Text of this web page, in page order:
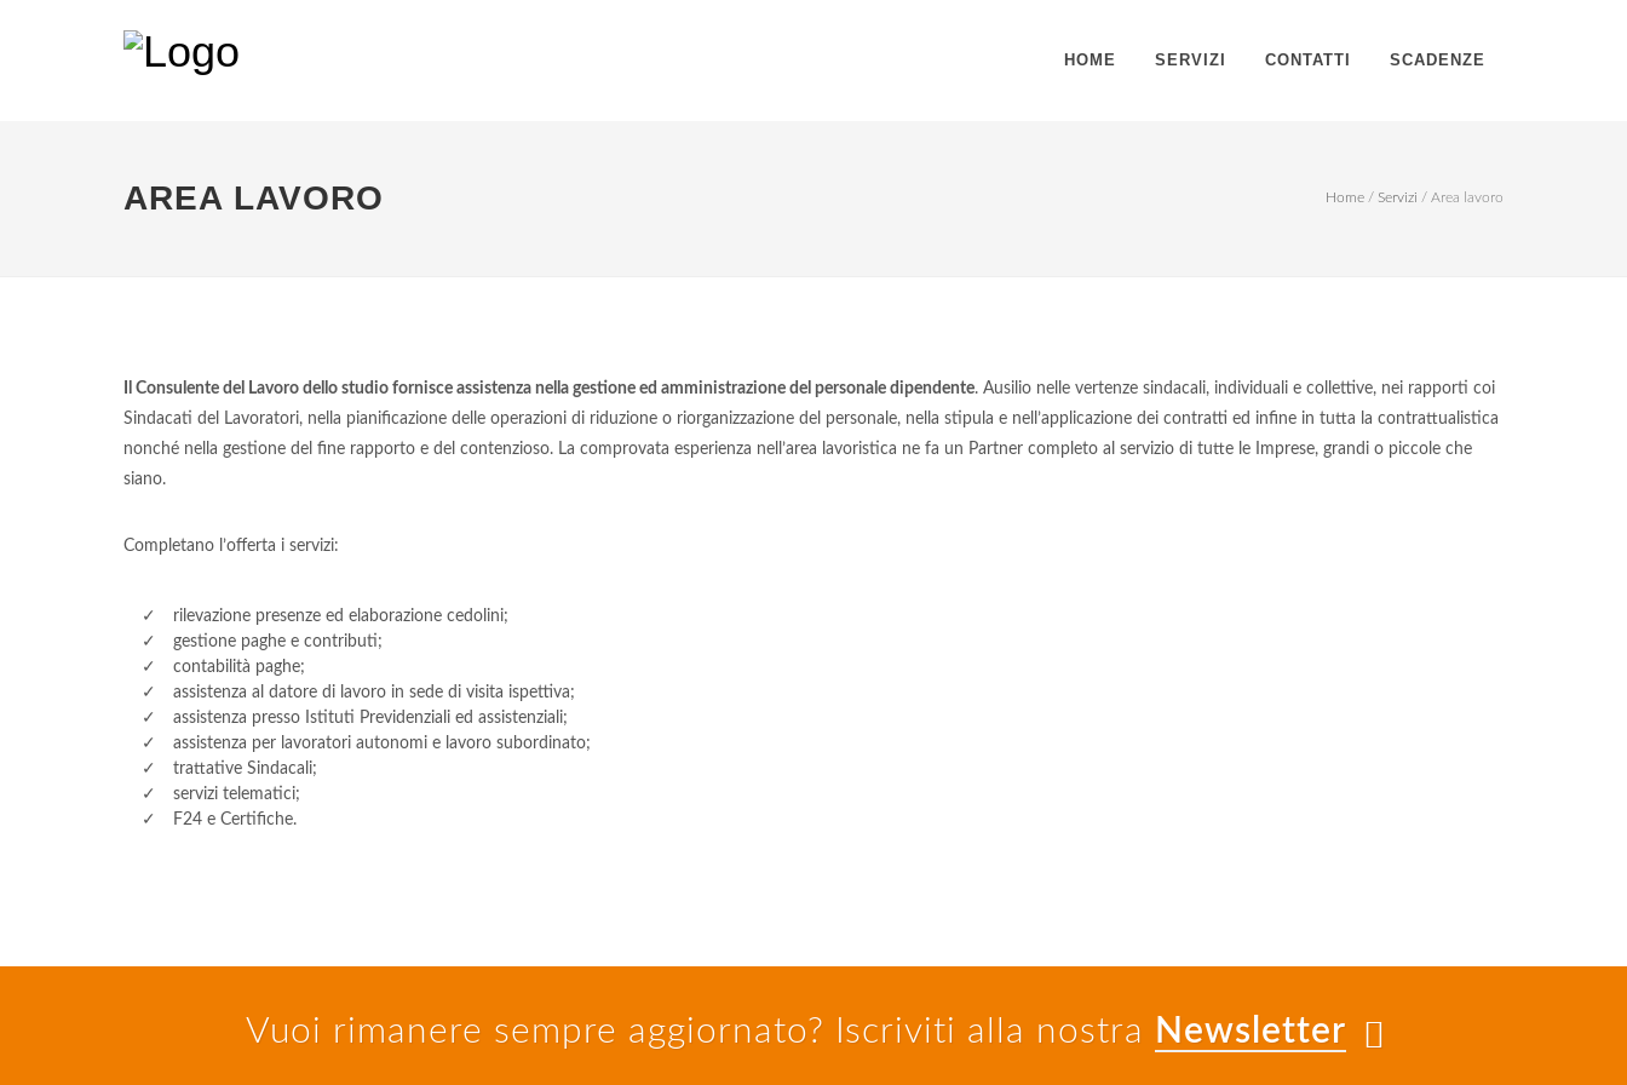
HOME SERVIZI CONTATTI SCADENZE
AREA LAVORO Home / Servizi / Area lavoro
Il Consulente del Lavoro dello studio fornisce assistenza nella gestione ed amministrazione del personale dipendente. Ausilio nelle vertenze sindacali, individuali e collettive, nei rapporti coi
Sindacati del Lavoratori, nella pianificazione delle operazioni di riduzione o riorganizzazione del personale, nella stipula e nell’applicazione dei contratti ed infine in tutta la contrattualistica
nonché nella gestione del fine rapporto e del contenzioso. La comprovata esperienza nell’area lavoristica ne fa un Partner completo al servizio di tutte le Imprese, grandi o piccole che
siano.
Completano l’offerta i servizi:
rilevazione presenze ed elaborazione cedolini;
gestione paghe e contributi;
contabilità paghe;
assistenza al datore di lavoro in sede di visita ispettiva;
assistenza presso Istituti Previdenziali ed assistenziali;
assistenza per lavoratori autonomi e lavoro subordinato;
trattative Sindacali;
servizi telematici;
F24 e Certifiche.
Vuoi rimanere sempre aggiornato? Iscriviti alla nostra Newsletter